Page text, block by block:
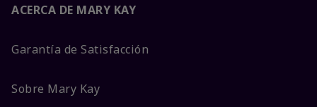
ACERCA DE MARY KAY
Garantía de Satisfacción
Sobre Mary Kay